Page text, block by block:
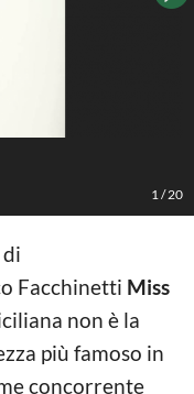
1 /20
Facchinetti Miss
non è la
più famoso in
concorrente